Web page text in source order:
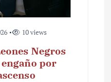
10 views
Negros
engaño por